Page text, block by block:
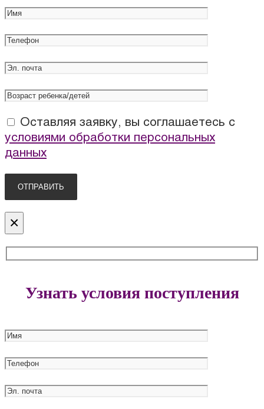
Оставляя заявку, вы соглашаетесь с
условиями обработки персональных
данных
×
Узнать условия поступления